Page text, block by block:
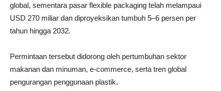
global, sementara pasar flexible packaging telah melampaui
USD 270 miliar dan diproyeksikan tumbuh 5–6 persen per
tahun hingga 2032.
Permintaan tersebut didorong oleh pertumbuhan sektor
makanan dan minuman, e-commerce, serta tren global
pengurangan penggunaan plastik.